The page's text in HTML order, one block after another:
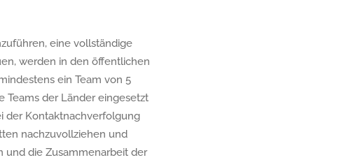
eine vollständige
werden in den öffentlichen
ein Team von 5
Teams der Länder eingesetzt
der Kontaktnachverfolgung
nachzuvollziehen und
und die Zusammenarbeit der